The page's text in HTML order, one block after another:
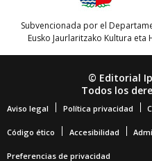
Subvencionada por el
Eusko Jaurlaritzako Kultura eta
© Editorial
Todos los
Aviso legal Política privacidad
Código ético Accesibilidad
Preferencias de privacidad